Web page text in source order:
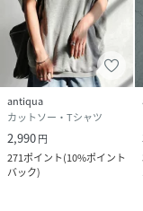
antiqua
カットソー・Tシャツ
2,990円
271ポイント(10%ポイント
バック)